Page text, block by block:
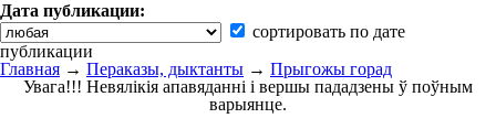
Дата публикации:
сортировать по дате
публикации
Главная → Пераказы, дыктанты → Прыгожы горад
Увага!!! Невялікія апавяданні і вершы пададзены ў поўным
варыянце.